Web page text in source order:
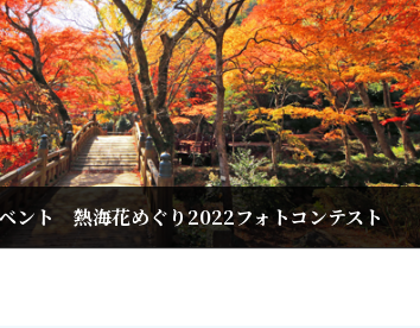
ント 熱海花めぐり2022フォトコンテスト